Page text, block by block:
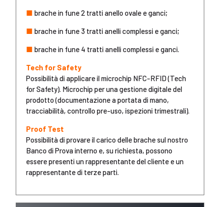
■ brache in fune 2 tratti anello ovale e ganci;
■ brache in fune 3 tratti anelli complessi e ganci;
■ brache in fune 4 tratti anelli complessi e ganci.
Tech for Safety
Possibilità di applicare il microchip NFC-RFID (Tech
for Safety). Microchip per una gestione digitale del
prodotto (documentazione a portata di mano,
tracciabilità, controllo pre-uso, ispezioni trimestrali).
Proof Test
Possibilità di provare il carico delle brache sul nostro
Banco di Prova interno e, su richiesta, possono
essere presenti un rappresentante del cliente e un
rappresentante di terze parti.